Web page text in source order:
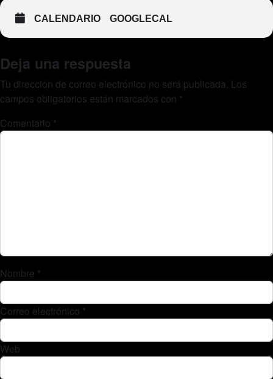
CALENDARIO GOOGLECAL
Deja una respuesta
Tu dirección de correo electrónico no será publicada. Los
campos obligatorios están marcados con *
Comentario *
Nombre *
Correo electrónico *
Web